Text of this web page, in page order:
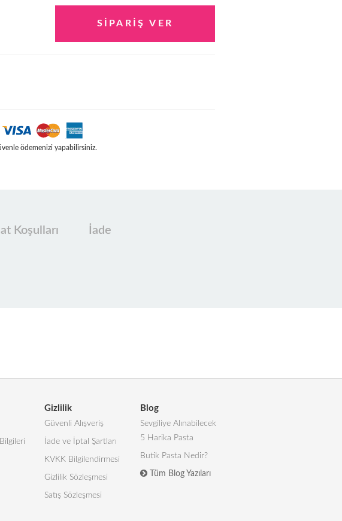
ödemenizi yapabilirsiniz.
Koşulları İade
Gizlilik
Güvenli Alışveriş
İade ve İptal Şartları
KVKK Bilgilendirmesi
Gizlilik Sözleşmesi
Satış Sözleşmesi
Blog
Sevgiliye Alınabilecek
5 Harika Pasta
Butik Pasta Nedir?
Tüm Blog Yazıları